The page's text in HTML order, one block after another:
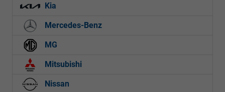
Kia
Mercedes-Benz
MG
Mitsubishi
Nissan